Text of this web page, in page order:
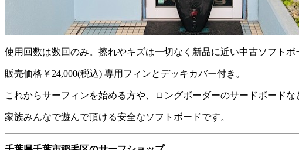
使用回数は数回のみ。擦れやキズは一切なく新品に近い中古ソフトボ
販売価格￥24,000(税込) 専用フィンとデッキカバー付き。
これからサーフィンを始める方や、ロングボーダーのサードボードな
家族みんなで遊んで頂ける安全なソフトボードです。